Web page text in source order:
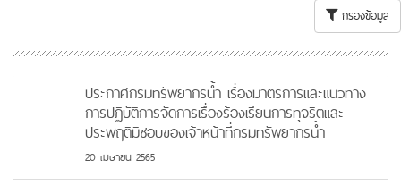
กรองข้อมูล
ประกาศกรมทรัพยากรน้ำ เรื่องมาตรการและแนวทาง
การปฏิบัติการจัดการเรื่องร้องเรียนการทุจริตและ
ประพฤติมิชอบของเจ้าหน้าที่กรมทรัพยากรน้ำ
20 เมษายน 2565